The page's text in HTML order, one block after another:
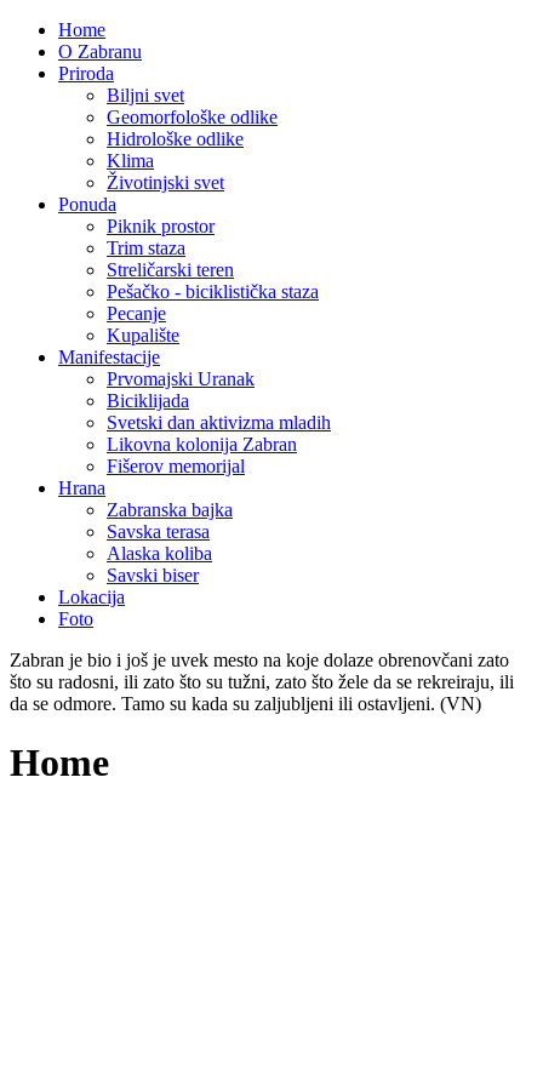
Home
O Zabranu
Priroda
Biljni svet
Geomorfološke odlike
Hidrološke odlike
Klima
Životinjski svet
Ponuda
Piknik prostor
Trim staza
Streličarski teren
Pešačko - biciklistička staza
Pecanje
Kupalište
Manifestacije
Prvomajski Uranak
Biciklijada
Svetski dan aktivizma mladih
Likovna kolonija Zabran
Fišerov memorijal
Hrana
Zabranska bajka
Savska terasa
Alaska koliba
Savski biser
Lokacija
Foto
Zabran je bio i još je uvek mesto na koje dolaze obrenovčani zato
što su radosni, ili zato što su tužni, zato što žele da se rekreiraju, ili
da se odmore. Tamo su kada su zaljubljeni ili ostavljeni. (VN)
Home